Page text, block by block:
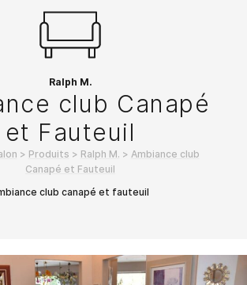
Ralph M.
club Canapé
et Fauteuil
> Produits > Ralph M. > Ambiance club
Canapé et Fauteuil
club canapé et fauteuil